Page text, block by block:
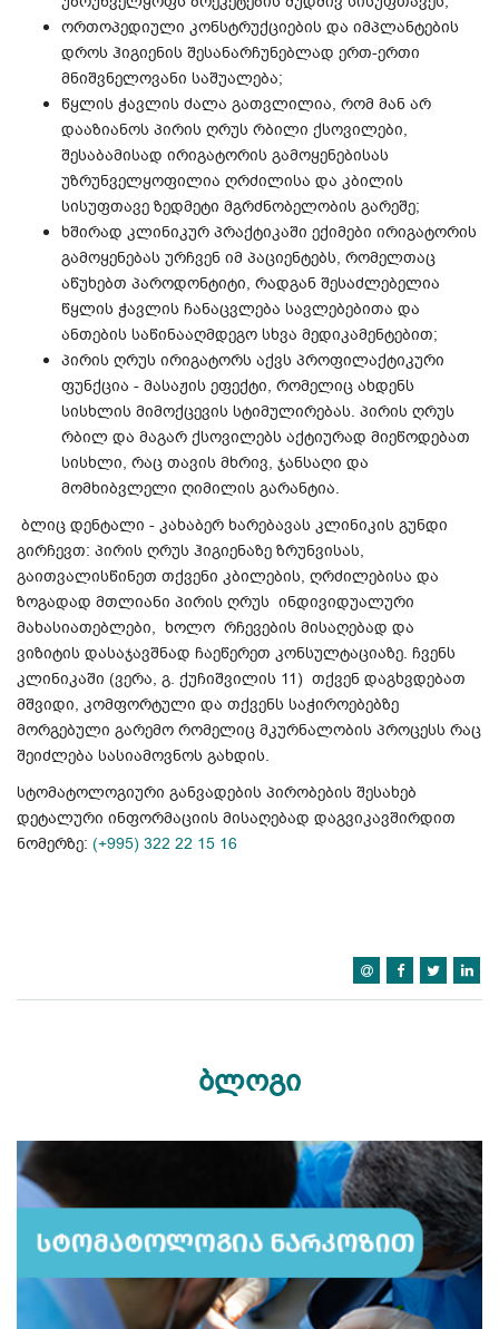
ორთოპედიული კონსტრუქციების და იმპლანტების
დროს ჰიგიენის შესანარჩუნებლად ერთ-ერთი
მნიშვნელოვანი საშუალება;
წყლის ჭავლის ძალა გათვლილია, რომ მან არ
დააზიანოს პირის ღრუს რბილი ქსოვილები,
შესაბამისად ირიგატორის გამოყენებისას
უზრუნველყოფილია ღრძილისა და კბილის
სისუფთავე ზედმეტი მგრძნობელობის გარეშე;
ხშირად კლინიკურ პრაქტიკაში ექიმები ირიგატორის
გამოყენებას ურჩვენ იმ პაციენტებს, რომელთაც
აწუხებთ პაროდონტიტი, რადგან შესაძლებელია
წყლის ჭავლის ჩანაცვლება სავლებებითა და
ანთების საწინააღმდეგო სხვა მედიკამენტებით;
პირის ღრუს ირიგატორს აქვს პროფილაქტიკური
ფუნქცია - მასაჟის ეფექტი, რომელიც ახდენს
სისხლის მიმოქცევის სტიმულირებას. პირის ღრუს
რბილ და მაგარ ქსოვილებს აქტიურად მიეწოდებათ
სისხლი, რაც თავის მხრივ, ჯანსაღი და
მომხიბვლელი ღიმილის გარანტია.
ბლიც დენტალი - კახაბერ ხარებავას კლინიკის გუნდი
გირჩევთ: პირის ღრუს ჰიგიენაზე ზრუნვისას,
გაითვალისწინეთ თქვენი კბილების, ღრძილებისა და
ზოგადად მთლიანი პირის ღრუს ინდივიდუალური
მახასიათებლები, ხოლო რჩევების მისაღებად და
ვიზიტის დასაჯავშნად ჩაეწერეთ კონსულტაციაზე. ჩვენს
კლინიკაში (ვერა, გ. ქუჩიშვილის 11) თქვენ დაგხვდებათ
მშვიდი, კომფორტული და თქვენს საჭიროებებზე
მორგებული გარემო რომელიც მკურნალობის პროცესს რაც
შეიძლება სასიამოვნოს გახდის.
სტომატოლოგიური განვადების პირობების შესახებ
დეტალური ინფორმაციის მისაღებად დაგვიკავშირდით
ნომერზე: (+995) 322 22 15 16
ბლოგი